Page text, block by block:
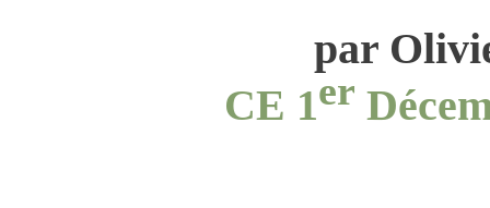
par
CE 1er